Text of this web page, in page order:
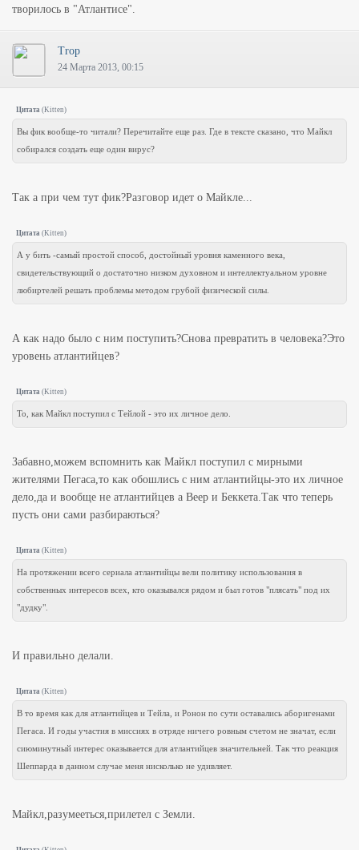
творилось в "Атлантисе".
Trop
24 Марта 2013, 00:15
Цитата (Kitten)
Вы фик вообще-то читали? Перечитайте еще раз. Где в тексте сказано, что Майкл
собирался создать еще один вирус?
Так а при чем тут фик?Разговор идет о Майкле...
Цитата (Kitten)
А у бить -самый простой способ, достойный уровня каменного века,
свидетельствующий о достаточно низком духовном и интеллектуальном уровне
любиртелей решать проблемы методом грубой физической силы.
А как надо было с ним поступить?Снова превратить в человека?Это
уровень атлантийцев?
Цитата (Kitten)
То, как Майкл поступил с Тейлой - это их личное дело.
Забавно,можем вспомнить как Майкл поступил с мирными
жителями Пегаса,то как обошлись с ним атлантийцы-это их личное
дело,да и вообще не атлантийцев а Веер и Беккета.Так что теперь
пусть они сами разбираються?
Цитата (Kitten)
На протяжении всего сериала атлантийцы вели политику использования в
собственных интересов всех, кто оказывался рядом и был готов "плясать" под их
"дудку".
И правильно делали.
Цитата (Kitten)
В то время как для атлантийцев и Тейла, и Ронон по сути оставались аборигенами
Пегаса. И годы участия в миссиях в отряде ничего ровным счетом не значат, если
сиюминутный интерес оказывается для атлантийцев значительней. Так что реакция
Шеппарда в данном случае меня нисколько не удивляет.
Майкл,разумееться,прилетел с Земли.